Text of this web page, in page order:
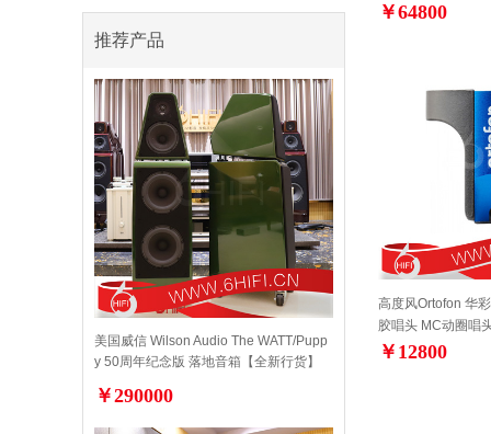
推荐产品
美国威信 Wilson Audio The WATT/Pupp
y 50周年纪念版 落地音箱【全新行货】
￥290000
￥64800
高度风Ortofon 华
胶唱头 MC动圈唱
￥12800